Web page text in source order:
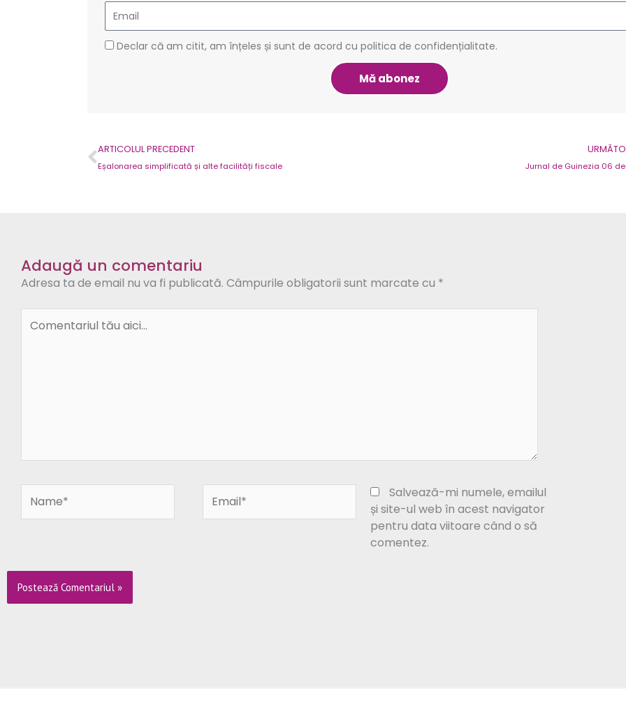
Email
GDPR
Declar că am citit, am înțeles și sunt de acord cu politica de confidențialitate.
Mă abonez
Prev
ARTICOLUL PRECEDENT
Eșalonarea simplificată și alte facilități fiscale Jurnal de Guinezia 06
Adaugă un comentariu
Adresa ta de email nu va fi publicată. Câmpurile obligatorii sunt marcate cu *
tău
Salvează-mi numele, emailul
și site-ul web în acest navigator
pentru data viitoare când o să
comentez.